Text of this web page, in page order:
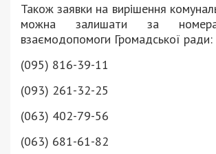
Також заявки на вирішення
можна залишати за
взаємодопомоги Громадської ради:
(095) 816-39-11
(093) 261-32-25
(063) 402-79-56
(063) 681-61-82